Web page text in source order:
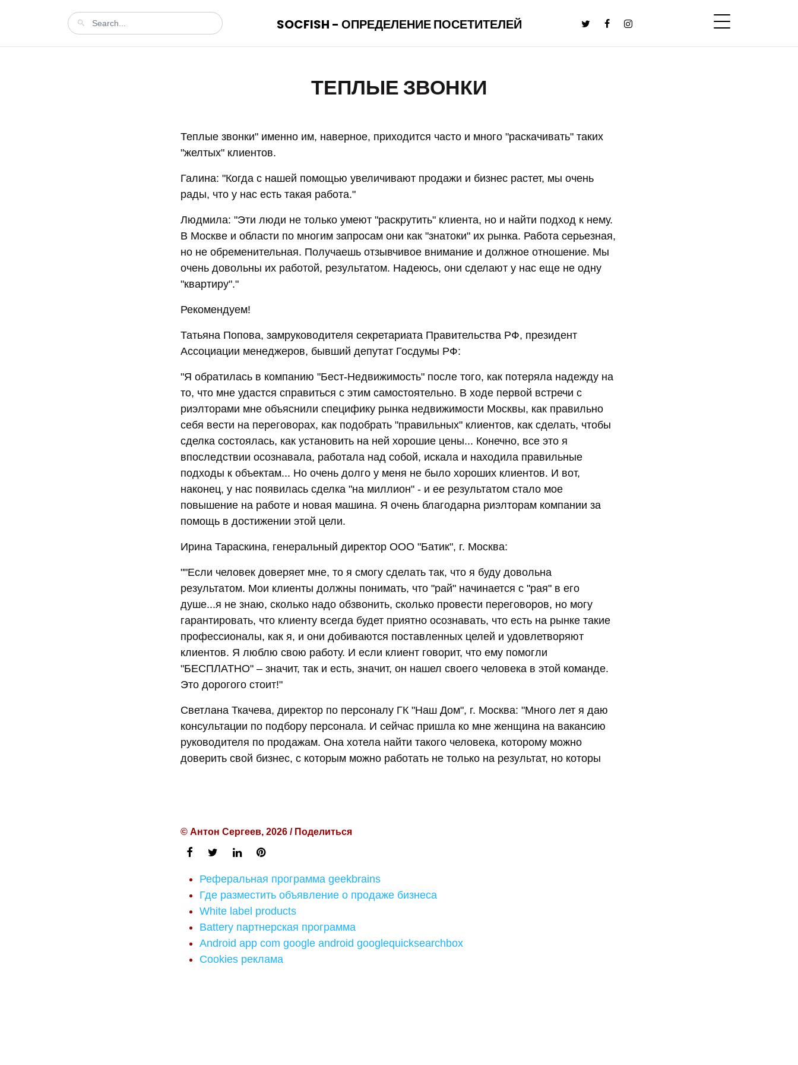
SOCFISH - ОПРЕДЕЛЕНИЕ ПОСЕТИТЕЛЕЙ
ТЕПЛЫЕ ЗВОНКИ
Теплые звонки" именно им, наверное, приходится часто и много "раскачивать" таких
"желтых" клиентов.
Галина: "Когда с нашей помощью увеличивают продажи и бизнес растет, мы очень
рады, что у нас есть такая работа."
Людмила: "Эти люди не только умеют "раскрутить" клиента, но и найти подход к нему.
В Москве и области по многим запросам они как "знатоки" их рынка. Работа серьезная,
но не обременительная. Получаешь отзывчивое внимание и должное отношение. Мы
очень довольны их работой, результатом. Надеюсь, они сделают у нас еще не одну
"квартиру"."
Рекомендуем!
Татьяна Попова, замруководителя секретариата Правительства РФ, президент
Ассоциации менеджеров, бывший депутат Госдумы РФ:
"Я обратилась в компанию "Бест-Недвижимость" после того, как потеряла надежду на
то, что мне удастся справиться с этим самостоятельно. В ходе первой встречи с
риэлторами мне объяснили специфику рынка недвижимости Москвы, как правильно
себя вести на переговорах, как подобрать "правильных" клиентов, как сделать, чтобы
сделка состоялась, как установить на ней хорошие цены... Конечно, все это я
впоследствии осознавала, работала над собой, искала и находила правильные
подходы к объектам... Но очень долго у меня не было хороших клиентов. И вот,
наконец, у нас появилась сделка "на миллион" - и ее результатом стало мое
повышение на работе и новая машина. Я очень благодарна риэлторам компании за
помощь в достижении этой цели.
Ирина Тараскина, генеральный директор ООО "Батик", г. Москва:
""Если человек доверяет мне, то я смогу сделать так, что я буду довольна
результатом. Мои клиенты должны понимать, что "рай" начинается с "рая" в его
душе...я не знаю, сколько надо обзвонить, сколько провести переговоров, но могу
гарантировать, что клиенту всегда будет приятно осознавать, что есть на рынке такие
профессионалы, как я, и они добиваются поставленных целей и удовлетворяют
клиентов. Я люблю свою работу. И если клиент говорит, что ему помогли
"БЕСПЛАТНО" – значит, так и есть, значит, он нашел своего человека в этой команде.
Это дорогого стоит!"
Светлана Ткачева, директор по персоналу ГК "Наш Дом", г. Москва: "Много лет я даю
консультации по подбору персонала. И сейчас пришла ко мне женщина на вакансию
руководителя по продажам. Она хотела найти такого человека, которому можно
доверить свой бизнес, с которым можно работать не только на результат, но которы
© Антон Сергеев, 2026 / Поделиться
Реферальная программа geekbrains
Где разместить объявление о продаже бизнеса
White label products
Battery партнерская программа
Android app com google android googlequicksearchbox
Cookies реклама